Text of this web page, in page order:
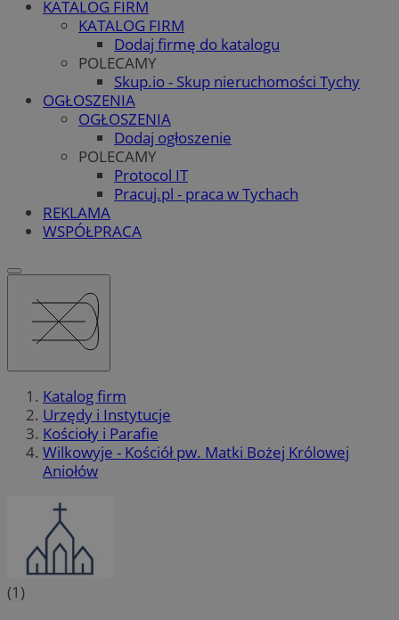
KATALOG FIRM
KATALOG FIRM
Dodaj firmę do katalogu
POLECAMY
Skup.io - Skup nieruchomości Tychy
OGŁOSZENIA
OGŁOSZENIA
Dodaj ogłoszenie
POLECAMY
Protocol IT
Pracuj.pl - praca w Tychach
REKLAMA
WSPÓŁPRACA
Katalog firm
Urzędy i Instytucje
Kościoły i Parafie
Wilkowyje - Kościół pw. Matki Bożej Królowej
Aniołów
(1)